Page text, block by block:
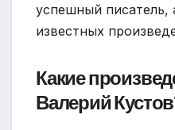
успешный писатель,
известных
Какие
Валерий